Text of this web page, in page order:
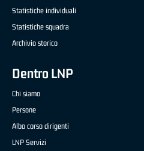
Statistiche individuali
Statistiche squadra
Archivio storico
Dentro LNP
Chi siamo
Persone
Albo corso dirigenti
LNP Servizi